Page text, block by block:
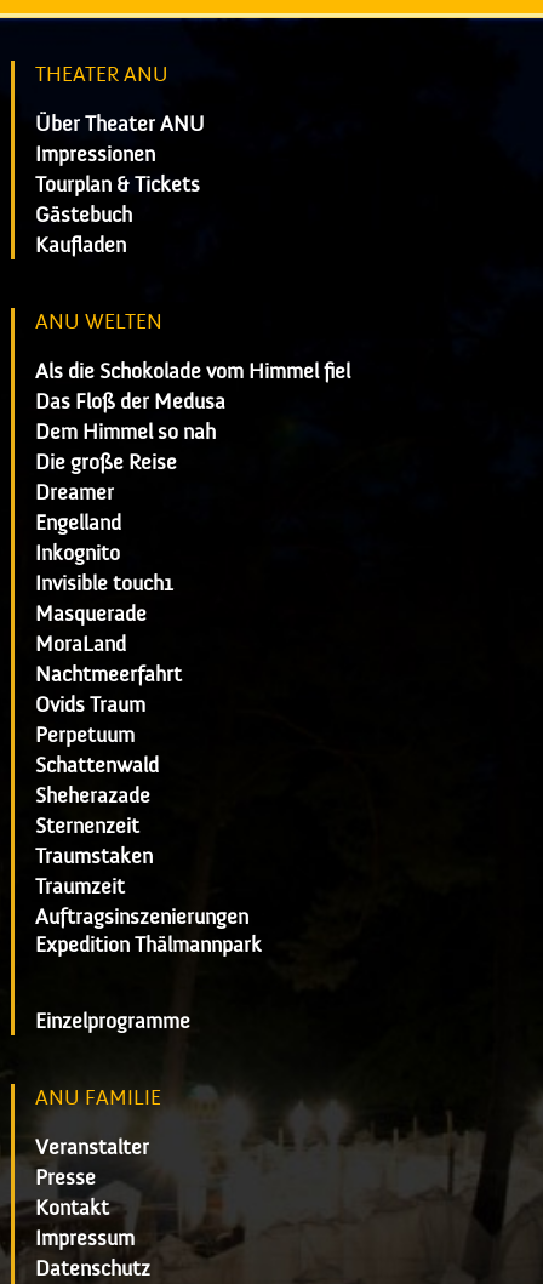
THEATER ANU
Über Theater ANU
Impressionen
Tourplan & Tickets
Gästebuch
Kaufladen
ANU WELTEN
Als die Schokolade vom Himmel fiel
Das Floß der Medusa
Dem Himmel so nah
Die große Reise
Dreamer
Engelland
Inkognito
Invisible touch1
Masquerade
MoraLand
Nachtmeerfahrt
Ovids Traum
Perpetuum
Schattenwald
Sheherazade
Sternenzeit
Traumstaken
Traumzeit
Auftragsinszenierungen
Expedition Thälmannpark
Einzelprogramme
ANU FAMILIE
Veranstalter
Presse
Kontakt
Impressum
Datenschutz